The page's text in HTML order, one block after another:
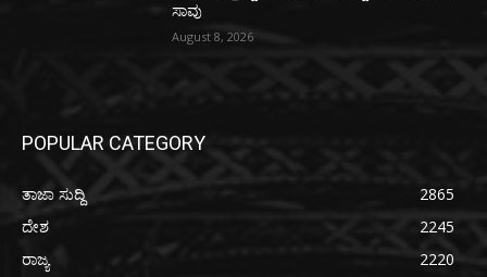
ಸಾವು
August 8, 2026
POPULAR CATEGORY
ತಾಜಾ ಸುದ್ದಿ
2865
ದೇಶ
2245
ರಾಜ್ಯ
2220